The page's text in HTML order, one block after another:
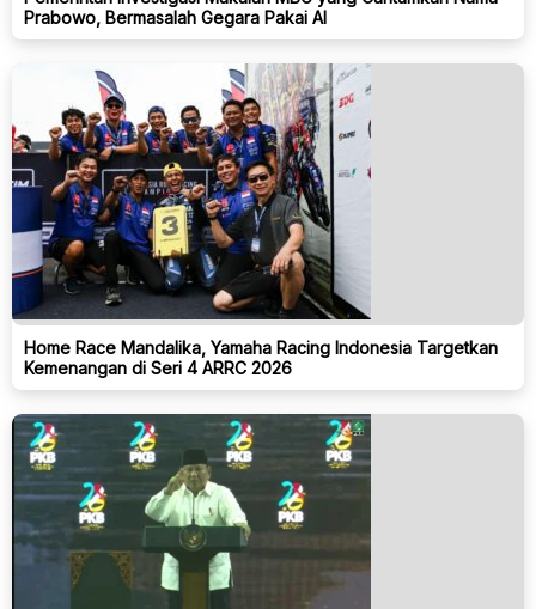
Prabowo, Bermasalah Gegara Pakai AI
Home Race Mandalika, Yamaha Racing Indonesia Targetkan
Kemenangan di Seri 4 ARRC 2026